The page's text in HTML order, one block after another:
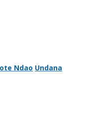
Ndao Undana